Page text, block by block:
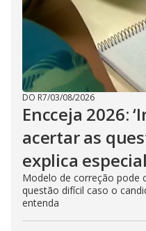
DO R7/03/08/2026
Encceja 2026:
acertar as
explica
Modelo de correção pode
questão difícil caso o
entenda